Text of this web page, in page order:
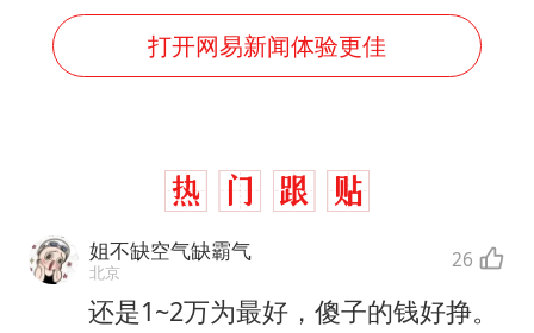
打开网易新闻体验更佳
姐不缺空气缺霸气
北京 26
还是1~2万为最好，傻子的钱好挣。